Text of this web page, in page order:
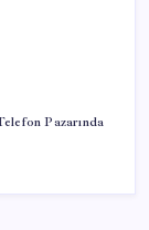
Pazarında